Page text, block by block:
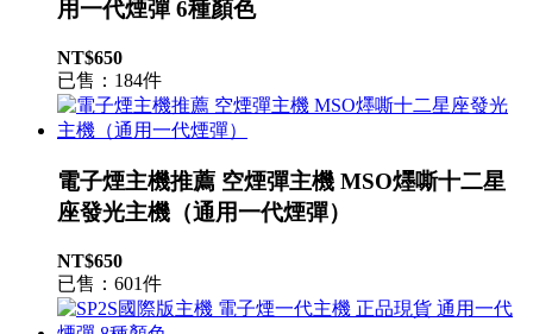
用一代煙彈 6種顏色
NT$650
已售：184件
電子煙主機推薦 空煙彈主機 MSO爅嘶十二星
座發光主機（通用一代煙彈）
NT$650
已售：601件